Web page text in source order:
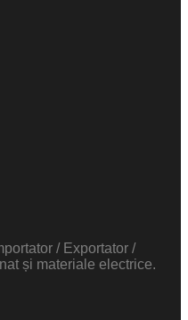
/ Exportator /
și materiale electrice.